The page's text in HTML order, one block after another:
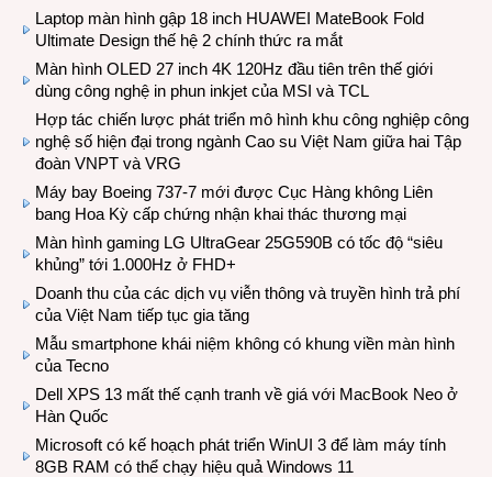
Laptop màn hình gập 18 inch HUAWEI MateBook Fold
Ultimate Design thế hệ 2 chính thức ra mắt
Màn hình OLED 27 inch 4K 120Hz đầu tiên trên thế giới
dùng công nghệ in phun inkjet của MSI và TCL
Hợp tác chiến lược phát triển mô hình khu công nghiệp công
nghệ số hiện đại trong ngành Cao su Việt Nam giữa hai Tập
đoàn VNPT và VRG
Máy bay Boeing 737-7 mới được Cục Hàng không Liên
bang Hoa Kỳ cấp chứng nhận khai thác thương mại
Màn hình gaming LG UltraGear 25G590B có tốc độ “siêu
khủng” tới 1.000Hz ở FHD+
Doanh thu của các dịch vụ viễn thông và truyền hình trả phí
của Việt Nam tiếp tục gia tăng
Mẫu smartphone khái niệm không có khung viền màn hình
của Tecno
Dell XPS 13 mất thế cạnh tranh về giá với MacBook Neo ở
Hàn Quốc
Microsoft có kế hoạch phát triển WinUI 3 để làm máy tính
8GB RAM có thể chạy hiệu quả Windows 11